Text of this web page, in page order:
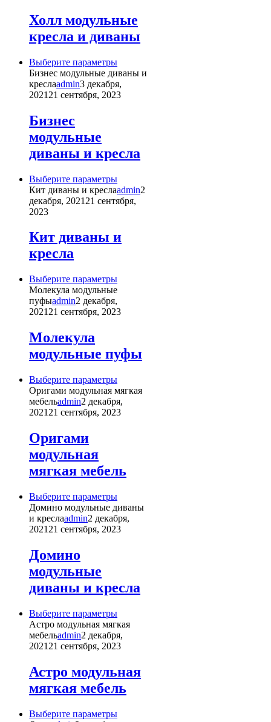
можно
выбрать
странице
товара.
Холл модульные
кресла и диваны
Выберите параметрыЭтот
товар
имеет
несколько
странице
Бизнес модульные диваны и
креслаadmin3 декабря,
2021 21 сентября, 2023
Бизнес
модульные
диваны и кресла
Выберите параметрыЭтот
товар
имеет
Опции
можно
странице
товара.
Кит диваны и креслаadmin2
декабря, 2021 21 сентября,
2023
Кит диваны и
кресла
Выберите параметрыЭтот
товар
несколько
выбрать
странице
товара.
Молекула модульные
пуфыadmin2 декабря,
2021 21 сентября, 2023
Молекула
модульные пуфы
Выберите параметрыЭтот
товар
имеет
несколько
странице
Оригами модульная мягкая
мебельadmin2 декабря,
2021 21 сентября, 2023
Оригами
модульная
мягкая мебель
Выберите параметрыЭтот
товар
имеет
несколько
странице
Домино модульные диваны
и креслаadmin2 декабря,
2021 21 сентября, 2023
Домино
модульные
диваны и кресла
Выберите параметрыЭтот
товар
имеет
несколько
можно
выбрать
странице
Астро модульная мягкая
мебельadmin2 декабря,
2021 21 сентября, 2023
Астро модульная
мягкая мебель
Выберите параметрыЭтот